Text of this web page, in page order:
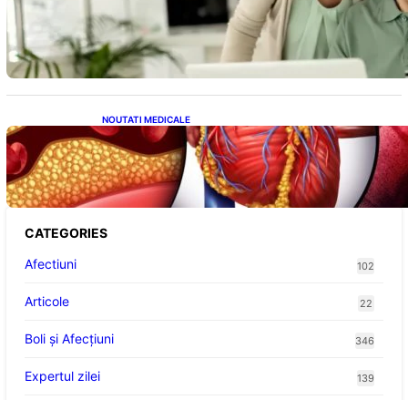
Sprijin financiar pentru pensionari: Ce
înseamnă ajutoarele de până la 500 de lei în
2026
NOUTATI MEDICALE
Descoperirea revoluționară: Afereza
terapeutică, un posibil aliat în eliminarea
microplasticelor din sânge
CATEGORIES
Afectiuni
102
Articole 22
Boli și Afecțiuni 346
Expertul zilei 139